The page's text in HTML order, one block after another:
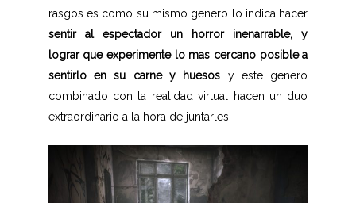
rasgos es como su mismo genero lo indica hacer
sentir al espectador un horror inenarrable, y
lograr que experimente lo mas cercano posible a
sentirlo en su carne y huesos y este genero
combinado con la realidad virtual hacen un duo
extraordinario a la hora de juntarles.